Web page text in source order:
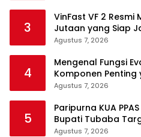
3
VinFast VF 2 Resmi
Jutaan yang Siap
Motor
Agustus 7, 2026
4
Mengenal Fungsi
Komponen
Agustus 7, 2026
5
Paripurna KUA
Bupati Tubaba
Daerah Rp820,3
Agustus 7, 2026